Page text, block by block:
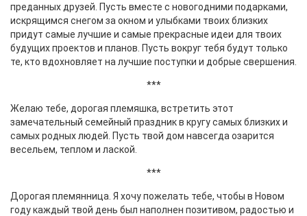
преданных друзей. Пусть вместе с новогодними подарками,
искрящимся снегом за окном и улыбками твоих близких
придут самые лучшие и самые прекрасные идеи для твоих
будущих проектов и планов. Пусть вокруг тебя будут только
те, кто вдохновляет на лучшие поступки и добрые свершения.
***
Желаю тебе, дорогая племяшка, встретить этот
замечательный семейный праздник в кругу самых близких и
самых родных людей. Пусть твой дом навсегда озарится
весельем, теплом и лаской.
***
Дорогая племянница. Я хочу пожелать тебе, чтобы в Новом
году каждый твой день был наполнен позитивом, радостью и